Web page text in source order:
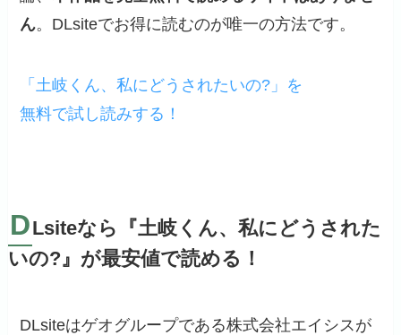
ん。DLsiteでお得に読むのが唯一の方法です。
「土岐くん、私にどうされたいの?」を
無料で試し読みする！
DLsiteなら『土岐くん、私にどうされた
いの?』が最安値で読める！
DLsiteはゲオグループである株式会社エイシスが